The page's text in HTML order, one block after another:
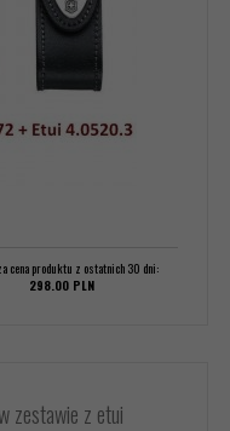
cena produktu z ostatnich 30 dni:
298.00 PLN
zestawie z etui